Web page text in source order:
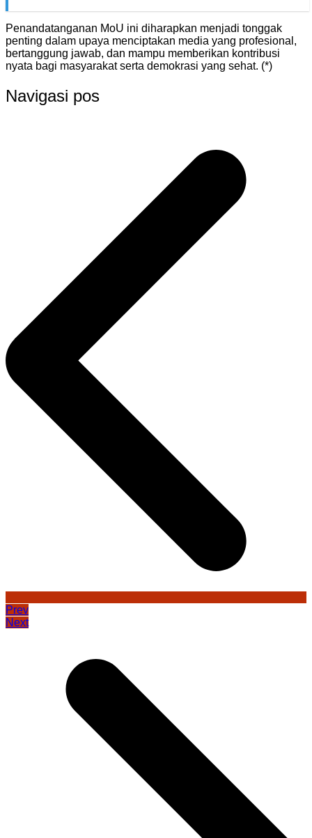
Penandatanganan MoU ini diharapkan menjadi tonggak
penting dalam upaya menciptakan media yang profesional,
bertanggung jawab, dan mampu memberikan kontribusi
nyata bagi masyarakat serta demokrasi yang sehat. (*)
Navigasi pos
Prev
Next